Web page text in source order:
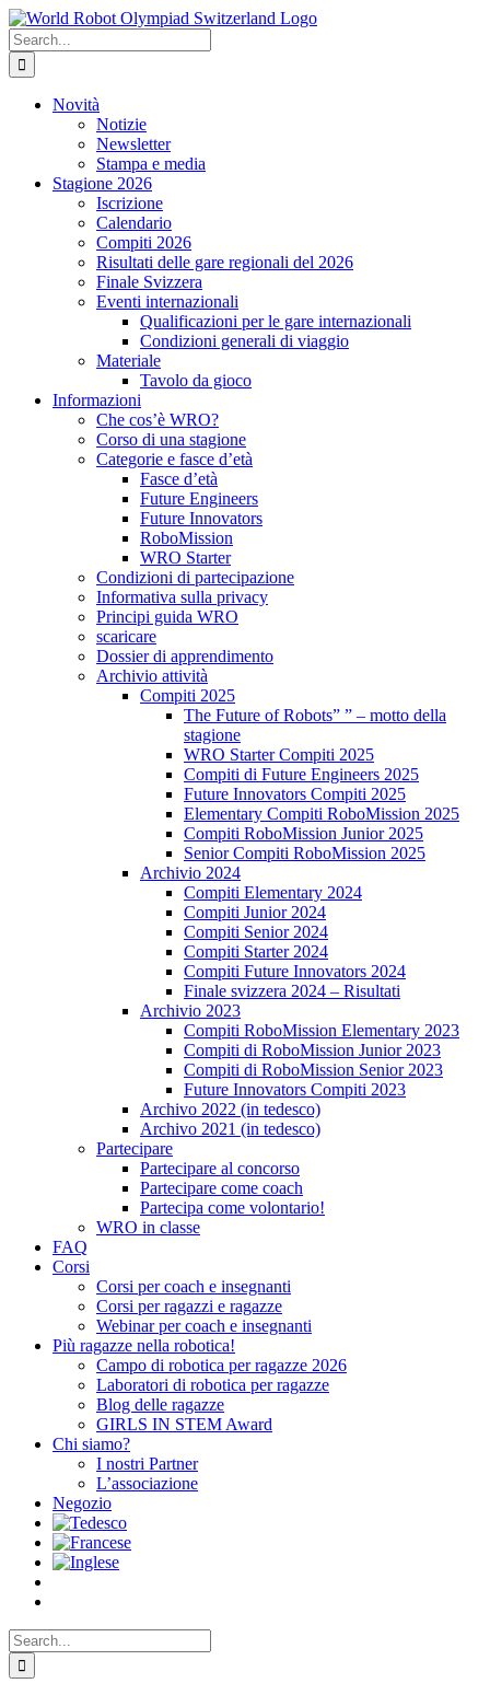
Skip
to
content
Search
for:
Novità
Notizie
Newsletter
Stampa e media
Stagione 2026
Iscrizione
Calendario
Compiti 2026
Risultati delle gare regionali del 2026
Finale Svizzera
Eventi internazionali
Qualificazioni per le gare internazionali
Condizioni generali di viaggio
Materiale
Tavolo da gioco
Informazioni
Che cos’è WRO?
Corso di una stagione
Categorie e fasce d’età
Fasce d’età
Future Engineers
Future Innovators
RoboMission
WRO Starter
Condizioni di partecipazione
Informativa sulla privacy
Principi guida WRO
scaricare
Dossier di apprendimento
Archivio attività
Compiti 2025
The Future of Robots” ” – motto della
stagione
WRO Starter Compiti 2025
Compiti di Future Engineers 2025
Future Innovators Compiti 2025
Elementary Compiti RoboMission 2025
Compiti RoboMission Junior 2025
Senior Compiti RoboMission 2025
Archivio 2024
Compiti Elementary 2024
Compiti Junior 2024
Compiti Senior 2024
Compiti Starter 2024
Compiti Future Innovators 2024
Finale svizzera 2024 – Risultati
Archivio 2023
Compiti RoboMission Elementary 2023
Compiti di RoboMission Junior 2023
Compiti di RoboMission Senior 2023
Future Innovators Compiti 2023
Archivo 2022 (in tedesco)
Archivo 2021 (in tedesco)
Partecipare
Partecipare al concorso
Partecipare come coach
Partecipa come volontario!
WRO in classe
FAQ
Corsi
Corsi per coach e insegnanti
Corsi per ragazzi e ragazze
Webinar per coach e insegnanti
Più ragazze nella robotica!
Campo di robotica per ragazze 2026
Laboratori di robotica per ragazze
Blog delle ragazze
GIRLS IN STEM Award
Chi siamo?
I nostri Partner
L’associazione
Negozio
Search
for: